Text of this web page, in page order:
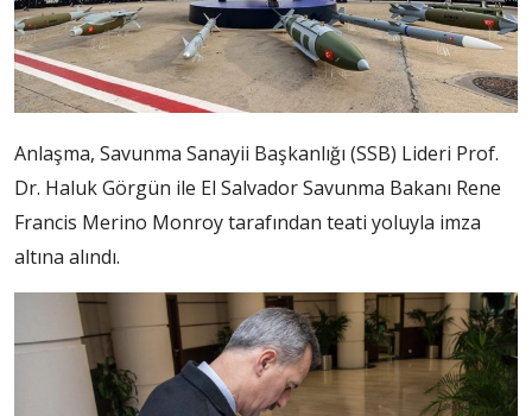
Anlaşma, Savunma Sanayii Başkanlığı (SSB) Lideri Prof.
Dr. Haluk Görgün ile El Salvador Savunma Bakanı Rene
Francis Merino Monroy tarafından teati yoluyla imza
altına alındı.